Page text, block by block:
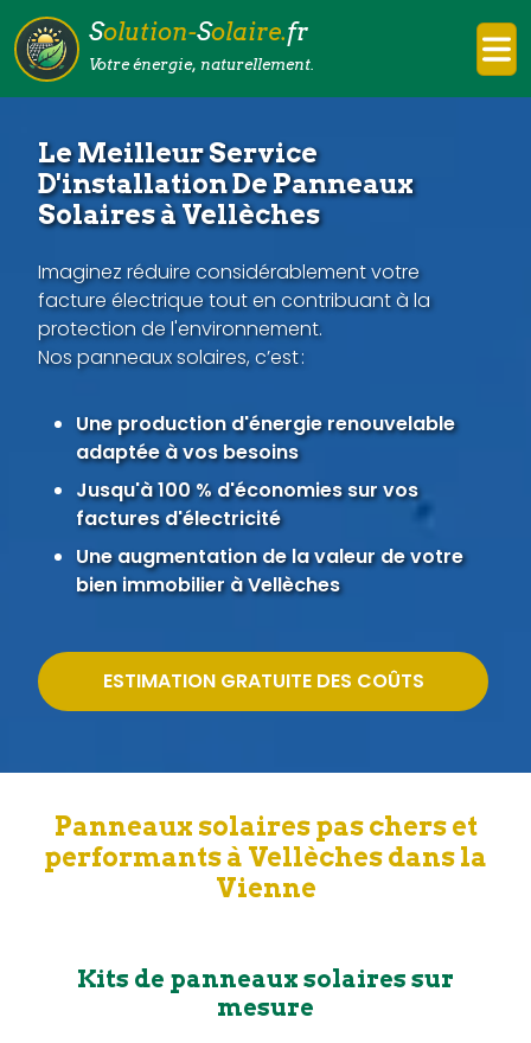
Solution-Solaire.fr
Votre énergie, naturellement.
Le Meilleur Service
D'installation De Panneaux
Solaires à Vellèches
Imaginez réduire considérablement votre
facture électrique tout en contribuant à la
protection de l'environnement.
Nos panneaux solaires, c’est :
Une production d'énergie renouvelable
adaptée à vos besoins
Jusqu'à 100 % d'économies sur vos
factures d'électricité
Une augmentation de la valeur de votre
bien immobilier à Vellèches
ESTIMATION GRATUITE DES COÛTS
Panneaux solaires pas chers et
performants à Vellèches dans la
Vienne
Kits de panneaux solaires sur
mesure